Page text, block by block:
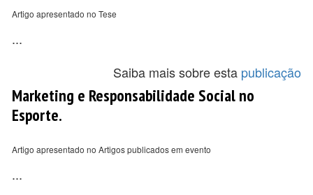
Artigo apresentado no Tese
...
Saiba mais sobre esta publicação
Marketing e Responsabilidade Social no
Esporte.
Artigo apresentado no Artigos publicados em evento
...